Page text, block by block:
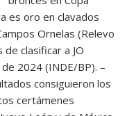
es oro en clavados
Ornelas (Relevo
clasificar a JO
2024 (INDE/BP). –
consiguieron los
certámenes